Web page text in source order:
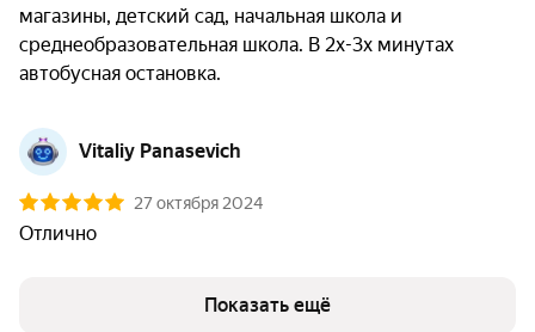
магазины, детский сад, начальная школа и
среднеобразовательная школа. В 2х-3х минутах
автобусная остановка.
Vitaliy Panasevich
27 октября 2024
Отлично
Показать ещё